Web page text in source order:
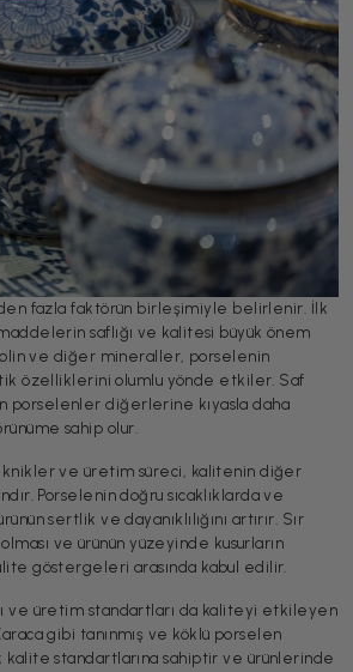
fazla faktörün birleşimiyle belirlenir. İlk
saflığı ve kalitesi büyük önem
ve diğer mineraller, porselenin
özelliklerini olumlu yönde etkiler. Saf
diğerlerine kıyasla daha
sahip olur.
ve üretim süreci, kalitenin diğer
Porselenin doğru sıcaklıklarda ve
sertlik ve dayanıklılığını artırır. Sır
ve ürünün yüzeyinde kusurların
göstergeleri arasında kabul edilir.
ve üretim standartları da kaliteyi etkileyen
gibi tanınmış ve köklü porselen
kalite standartlarına sahiptir ve ürünlerinde